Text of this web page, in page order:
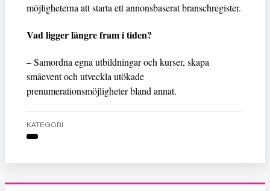
möjligheterna att starta ett annonsbaserat branschregister.
Vad ligger längre fram i tiden?
– Samordna egna utbildningar och kurser, skapa
småevent och utveckla utökade
prenumerationsmöjligheter bland annat.
KATEGORI